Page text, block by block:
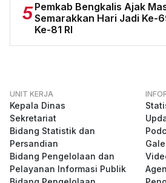
5 Pemkab Bengkalis Ajak
Semarakkan Hari Jadi Ke-
Ke-81 RI
UNIT KERJA
Kepala Dinas
Sekretariat
Bidang Statistik dan
Persandian
Bidang Pengelolaan dan
Pelayanan Informasi Publik